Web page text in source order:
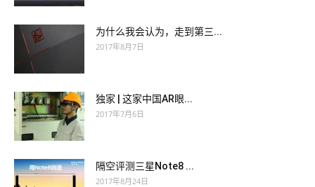
为什么我会认为，走到第三...
2017年8月7日
独家 | 这家中国AR眼...
2017年7月6日
隔空评测三星Note8 ...
2017年8月24日